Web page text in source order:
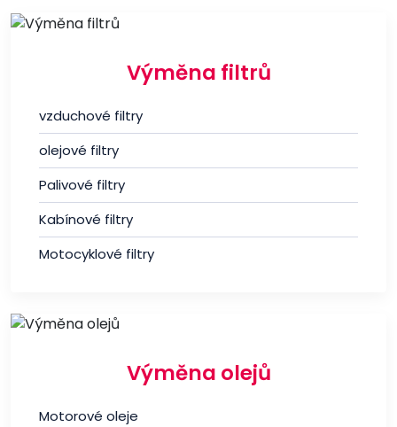
Výměna filtrů
vzduchové filtry
olejové filtry
Palivové filtry
Kabínové filtry
Motocyklové filtry
Výměna olejů
Motorové oleje